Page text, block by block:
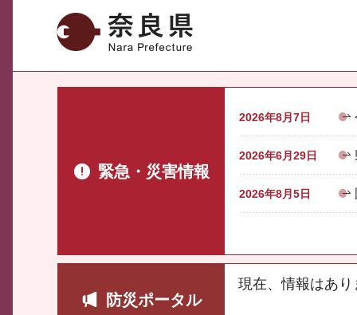
奈良県
緊急・災害情報
2026年8月7日
2026年6月29日
2026年8月5日
防災ポータル
現在、情報はあり